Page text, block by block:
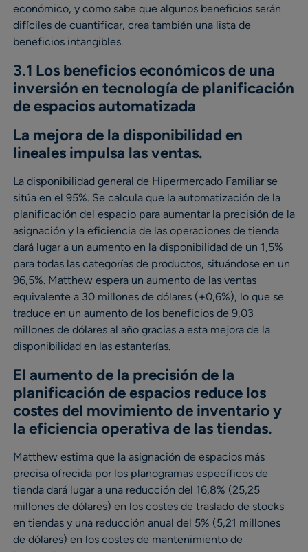
económico, y como sabe que algunos beneficios serán
difíciles de cuantificar, crea también una lista de
beneficios intangibles.
3.1 Los beneficios económicos de una
inversión en tecnología de planificación
de espacios automatizada
La mejora de la disponibilidad en
lineales impulsa las ventas.
La disponibilidad general de Hipermercado Familiar se
sitúa en el 95%. Se calcula que la automatización de la
planificación del espacio para aumentar la precisión de la
asignación y la eficiencia de las operaciones de tienda
dará lugar a un aumento en la disponibilidad de un 1,5%
para todas las categorías de productos, situándose en un
96,5%. Matthew espera un aumento de las ventas
equivalente a 30 millones de dólares (+0,6%), lo que se
traduce en un aumento de los beneficios de 9,03
millones de dólares al año gracias a esta mejora de la
disponibilidad en las estanterías.
El aumento de la precisión de la
planificación de espacios reduce los
costes del movimiento de inventario y
la eficiencia operativa de las tiendas.
Matthew estima que la asignación de espacios más
precisa ofrecida por los planogramas específicos de
tienda dará lugar a una reducción del 16,8% (25,25
millones de dólares) en los costes de traslado de stocks
en tiendas y una reducción anual del 5% (5,21 millones
de dólares) en los costes de mantenimiento de